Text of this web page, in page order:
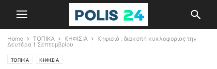
Home ΤΟΠΙΚΑ ΚΗΦΙΣΙΑ
Κηφισιά : διακοπή κυκλοφορίας την
Δευτέρα 1 Σεπτεμβρίου
ΤΟΠΙΚΑ ΚΗΦΙΣΙΑ